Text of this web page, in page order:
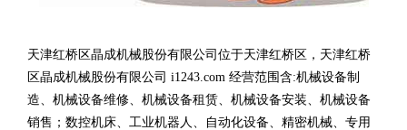
天津红桥区晶成机械股份有限公司位于天津红桥区，天津红桥
区晶成机械股份有限公司 i1243.com 经营范围含:机械设备制
造、机械设备维修、机械设备租赁、机械设备安装、机械设备
销售；数控机床、工业机器人、自动化设备、精密机械、专用